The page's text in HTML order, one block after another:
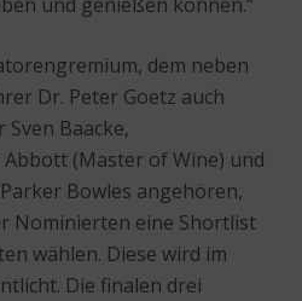
dem neben
Dr. Peter Goetz auch
Baacke,
(Master of Wine) und
Bowles angehören,
Nominierten eine Shortlist
wählen. Diese wird im
Die finalen drei